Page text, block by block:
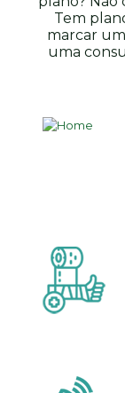
Tem
marcar
uma